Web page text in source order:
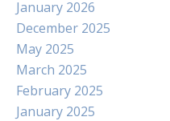
January 2026
December 2025
May 2025
March 2025
February 2025
January 2025